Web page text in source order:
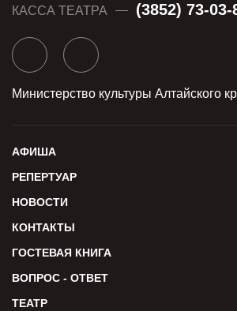
КАССА ТЕАТРА (3852) 73-03-
Министерство культуры Алтайского
АФИША
РЕПЕРТУАР
НОВОСТИ
КОНТАКТЫ
ГОСТЕВАЯ КНИГА
ВОПРОС - ОТВЕТ
ТЕАТР